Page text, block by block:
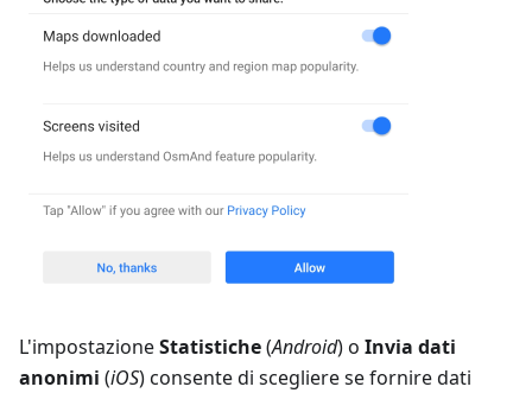
L'impostazioneStatistiche(Android) o Invia dati
anonimi (iOS) consente di scegliere se fornire dati